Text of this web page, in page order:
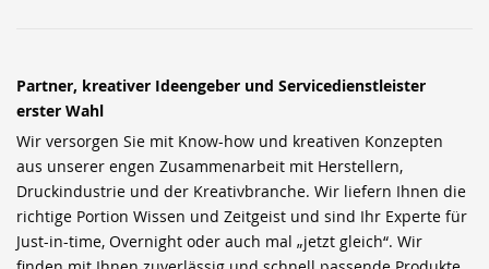
Partner, kreativer Ideengeber und Servicedienstleister
erster Wahl
Wir versorgen Sie mit Know-how und kreativen Konzepten
aus unserer engen Zusammenarbeit mit Herstellern,
Druckindustrie und der Kreativbranche. Wir liefern Ihnen die
richtige Portion Wissen und Zeitgeist und sind Ihr Experte für
Just-in-time, Overnight oder auch mal „jetzt gleich“. Wir